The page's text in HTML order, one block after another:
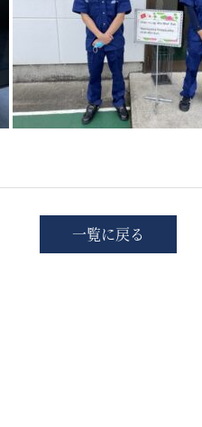
一覧に戻る